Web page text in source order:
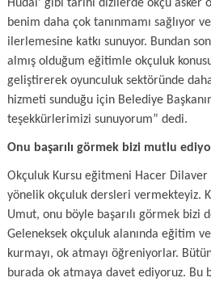
Hüdai’ gibi tarihi dizilerde okçu asker
benim daha çok tanınmamı sağlıyor
ilerlemesine katkı sunuyor. Bundan
almış olduğum eğitimle okçuluk
geliştirerek oyunculuk sektöründe
hizmeti sunduğu için Belediye
teşekkürlerimizi sunuyorum” dedi.
Onu başarılı görmek bizi mutlu
Okçuluk Kursu eğitmeni Hacer
yönelik okçuluk dersleri vermekteyiz.
Umut, onu böyle başarılı görmek bizi
Geleneksek okçuluk alanında eğitim
kurmayı, ok atmayı öğreniyorlar.
burada ok atmaya davet ediyoruz. Bu